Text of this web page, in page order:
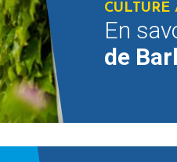
En
de